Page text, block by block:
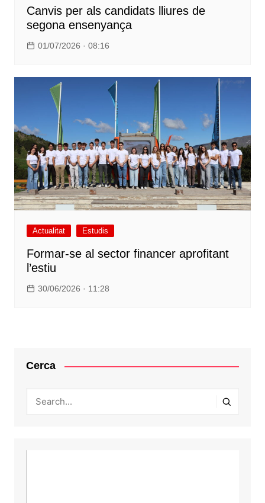
Canvis per als candidats lliures de
segona ensenyança
01/07/2026 · 08:16
Actualitat Estudis
Formar-se al sector financer aprofitant
l’estiu
30/06/2026 · 11:28
Cerca